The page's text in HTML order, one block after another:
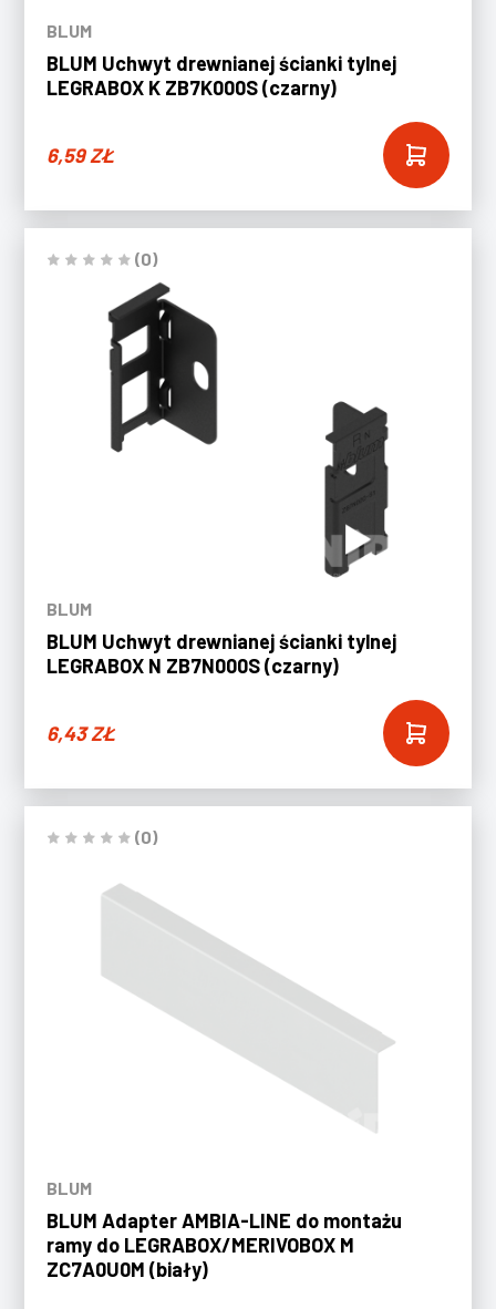
BLUM
BLUM Uchwyt drewnianej ścianki tylnej
LEGRABOX K ZB7K000S (czarny)
6,59ZŁ
(0)
BLUM
BLUM Uchwyt drewnianej ścianki tylnej
LEGRABOX N ZB7N000S (czarny)
6,43ZŁ
(0)
BLUM
BLUM Adapter AMBIA-LINE do montażu
ramy do LEGRABOX/MERIVOBOX M
ZC7A0U0M (biały)